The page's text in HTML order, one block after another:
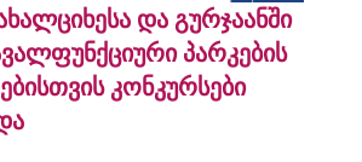
და გურჯაანში
პარკების
კონკურსები